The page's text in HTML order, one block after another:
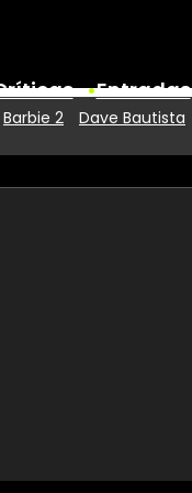
Entradas
Premios
Barbie 2 Dave Bautista